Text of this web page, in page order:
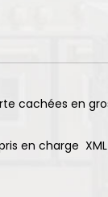
cachées en
en charge XML